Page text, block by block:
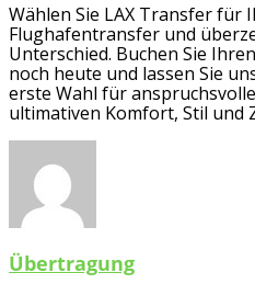
Wählen Sie LAX Transfer für
Flughafentransfer und
Unterschied. Buchen Sie
noch heute und lassen Sie
erste Wahl für
ultimativen Komfort, Stil und
Übertragung